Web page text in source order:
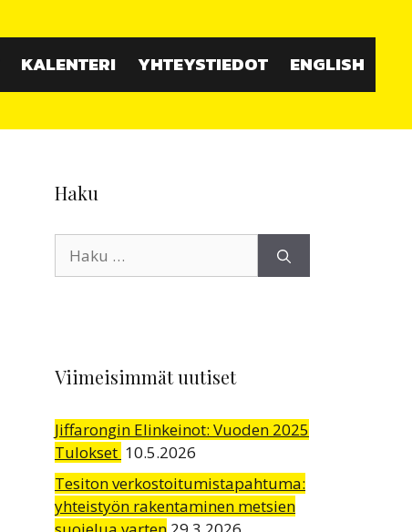
KALENTERI YHTEYSTIEDOT ENGLISH
Haku
Viimeisimmät uutiset
Jiffarongin Elinkeinot: Vuoden 2025
Tulokset 10.5.2026
Tesiton verkostoitumistapahtuma:
yhteistyön rakentaminen metsien